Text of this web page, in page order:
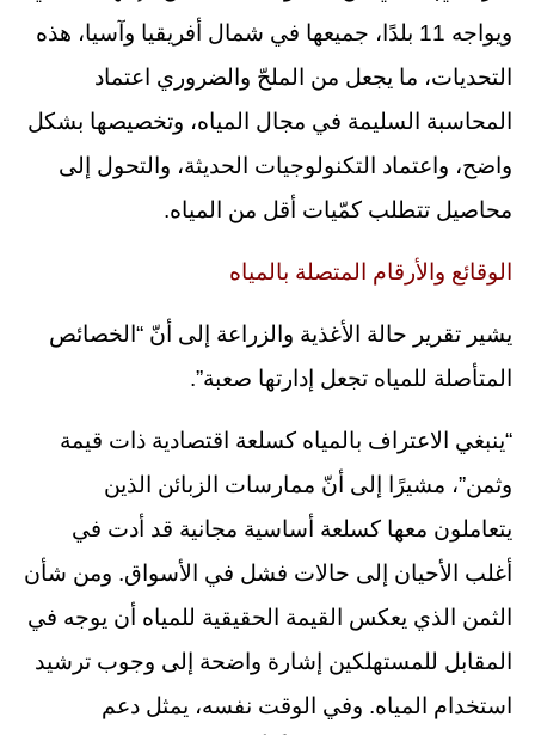
ويواجه 11 بلدًا، جميعها في شمال أفريقيا وآسيا، هذه
التحديات، ما يجعل من الملحّ والضروري اعتماد
المحاسبة السليمة في مجال المياه، وتخصيصها بشكل
واضح، واعتماد التكنولوجيات الحديثة، والتحول إلى
محاصيل تتطلب كمّيات أقل من المياه.
الوقائع والأرقام المتصلة بالمياه
يشير تقرير حالة الأغذية والزراعة إلى أنّ “الخصائص
المتأصلة للمياه تجعل إدارتها صعبة”.
“ينبغي الاعتراف بالمياه كسلعة اقتصادية ذات قيمة
وثمن”، مشيرًا إلى أنّ ممارسات الزبائن الذين
يتعاملون معها كسلعة أساسية مجانية قد أدت في
أغلب الأحيان إلى حالات فشل في الأسواق. ومن شأن
الثمن الذي يعكس القيمة الحقيقية للمياه أن يوجه في
المقابل للمستهلكين إشارة واضحة إلى وجوب ترشيد
استخدام المياه. وفي الوقت نفسه، يمثل دعم